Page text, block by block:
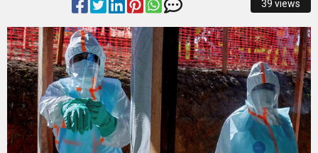
Büyükşehir’den sahada “Kırmızı Altın” mesaisi
14:24 BAŞKAN VEKİLİ ŞAHİN BİBA: “BURSA’NIN
GELECEĞİNİ BÜTÜNCÜL BİR ANLAYIŞLA
PLANLIYORUZ”
14:21 BÜYÜKŞEHİR’DEN AFETLERE HAZIR İKİ YENİ
MOBİL ARAÇ
16:33 İLKLERİN FESTİVALİNDE ÇOCUKLAR DA ŞEN
39 views